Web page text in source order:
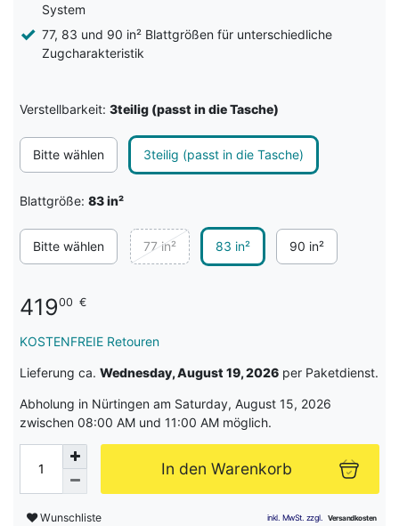
System
77, 83 und 90 in² Blattgrößen für unterschiedliche
Zugcharakteristik
Verstellbarkeit: 3teilig (passt in die Tasche)
Bitte wählen 3teilig (passt in die Tasche)
Blattgröße: 83 in²
Bitte wählen 77 in² 83 in² 90 in²
41900 €
KOSTENFREIE Retouren
Lieferung ca. Wednesday, August 19, 2026 per Paketdienst.
Abholung in Nürtingen am Saturday, August 15, 2026
zwischen 08:00 AM und 11:00 AM möglich.
In den Warenkorb
Wunschliste